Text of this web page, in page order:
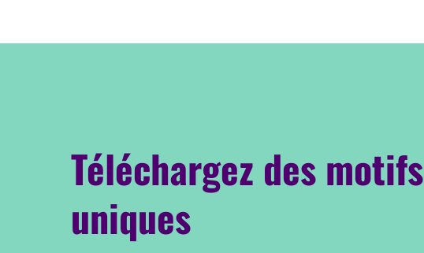
Téléchargez des motifs
uniques